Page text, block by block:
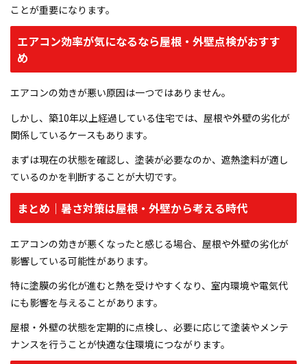
ことが重要になります。
エアコン効率が気になるなら屋根・外壁点検がおすす
め
エアコンの効きが悪い原因は一つではありません。
しかし、築10年以上経過している住宅では、屋根や外壁の劣化が
関係しているケースもあります。
まずは現在の状態を確認し、塗装が必要なのか、遮熱塗料が適し
ているのかを判断することが大切です。
まとめ｜暑さ対策は屋根・外壁から考える時代
エアコンの効きが悪くなったと感じる場合、屋根や外壁の劣化が
影響している可能性があります。
特に塗膜の劣化が進むと熱を受けやすくなり、室内環境や電気代
にも影響を与えることがあります。
屋根・外壁の状態を定期的に点検し、必要に応じて塗装やメンテ
ナンスを行うことが快適な住環境につながります。